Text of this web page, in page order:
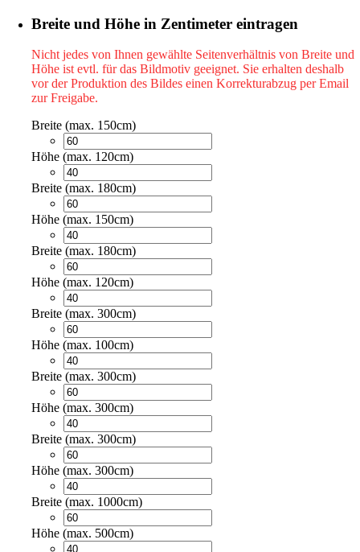
Breite und Höhe in Zentimeter eintragen
Nicht jedes von Ihnen gewählte Seitenverhältnis von Breite und
Höhe ist evtl. für das Bildmotiv geeignet. Sie erhalten deshalb
vor der Produktion des Bildes einen Korrekturabzug per Email
zur Freigabe.
Breite (max. 150cm)
Höhe (max. 120cm)
Breite (max. 180cm)
Höhe (max. 150cm)
Breite (max. 180cm)
Höhe (max. 120cm)
Breite (max. 300cm)
Höhe (max. 100cm)
Breite (max. 300cm)
Höhe (max. 300cm)
Breite (max. 300cm)
Höhe (max. 300cm)
Breite (max. 1000cm)
Höhe (max. 500cm)